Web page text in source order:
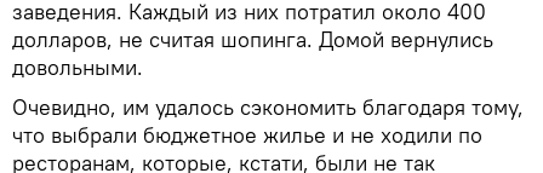
заведения. Каждый из них потратил около 400
долларов, не считая шопинга. Домой вернулись
довольными.
Очевидно, им удалось сэкономить благодаря тому,
что выбрали бюджетное жилье и не ходили по
ресторанам, которые, кстати, были не так